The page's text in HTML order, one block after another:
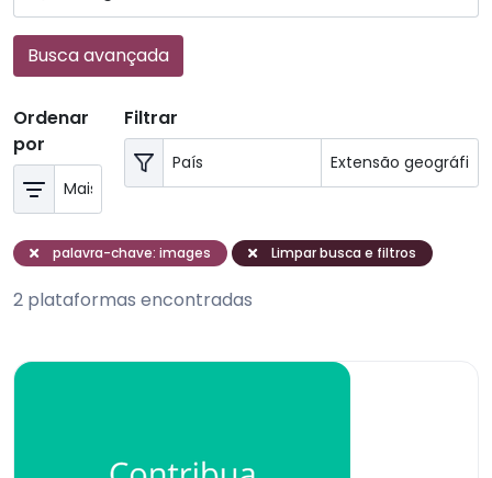
Busca avançada
Ordenar
por
Filtrar
palavra-chave: images Limpar busca e filtros
2 plataformas encontradas